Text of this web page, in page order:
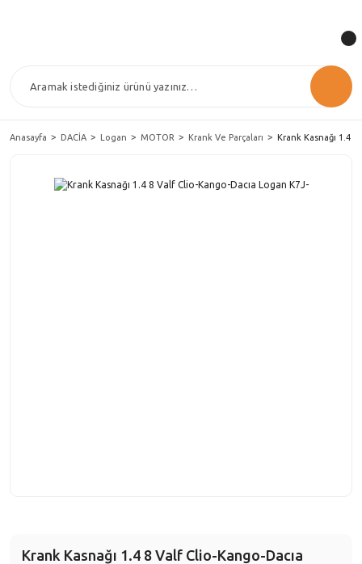
Anasayfa DACİA Logan MOTOR Krank Ve Parçaları Krank Kasnağı 1.4
Krank Kasnağı 1.4 8 Valf Clio-Kango-Dacıa